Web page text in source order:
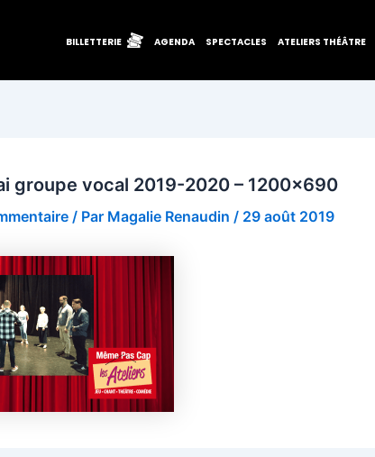
BILLETTERIE AGENDA SPECTACLES ATELIERS THÉÂTRE
groupe vocal 2019-2020 – 1200×690
/ Par Magalie Renaudin / 29 août 2019